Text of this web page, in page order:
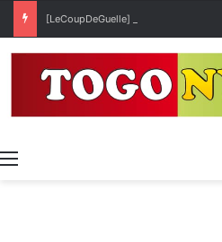
[LeCoupDeGuelle] Wow… quel peuple ?
Menu